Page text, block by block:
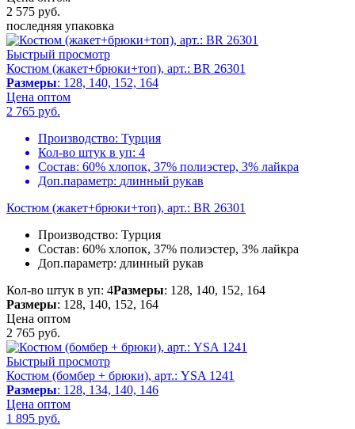
2 575 руб.
последняя упаковка
Быстрый просмотр
Костюм (жакет+брюки+топ), арт.: BR 26301
Размеры: 128, 140, 152, 164
Цена оптом
2 765 руб.
Производство: Турция
Кол-во штук в уп: 4
Состав: 60% хлопок, 37% полиэстер, 3% лайкра
Доп.параметр: длинный рукав
Костюм (жакет+брюки+топ), арт.: BR 26301
Производство: Турция
Состав: 60% хлопок, 37% полиэстер, 3% лайкра
Доп.параметр: длинный рукав
Кол-во штук в уп: 4Размеры: 128, 140, 152, 164
Размеры: 128, 140, 152, 164
Цена оптом
2 765 руб.
Быстрый просмотр
Костюм (бомбер + брюки), арт.: YSA 1241
Размеры: 128, 134, 140, 146
Цена оптом
1 895 руб.